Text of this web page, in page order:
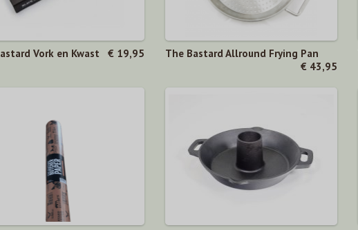
Vork en Kwast € 19,95
The Bastard Allround Frying Pan
€ 43,95